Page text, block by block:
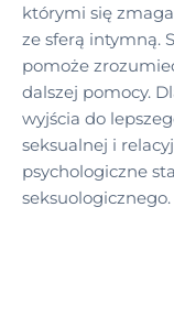
którymi się
ze sferą intymną.
pomoże
dalszej pomocy.
wyjścia do
seksualnej i
psychologiczne
seksuologicznego.